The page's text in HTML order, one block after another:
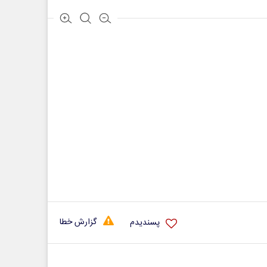
گزارش خطا پسندیدم